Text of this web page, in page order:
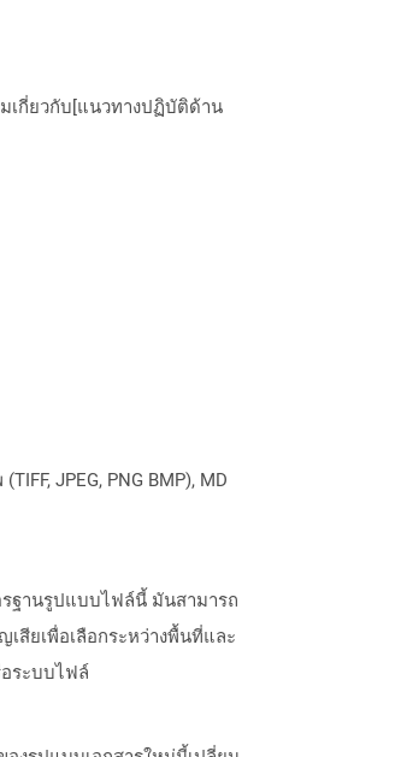
เกี่ยวกับ[แนวทางปฏิบัติด้าน
JPEG, PNG BMP), MD
ฐานรูปแบบไฟล์นี้ มันสามารถ
สียเพื่อเลือกระหว่างพื้นที่และ
ระบบไฟล์